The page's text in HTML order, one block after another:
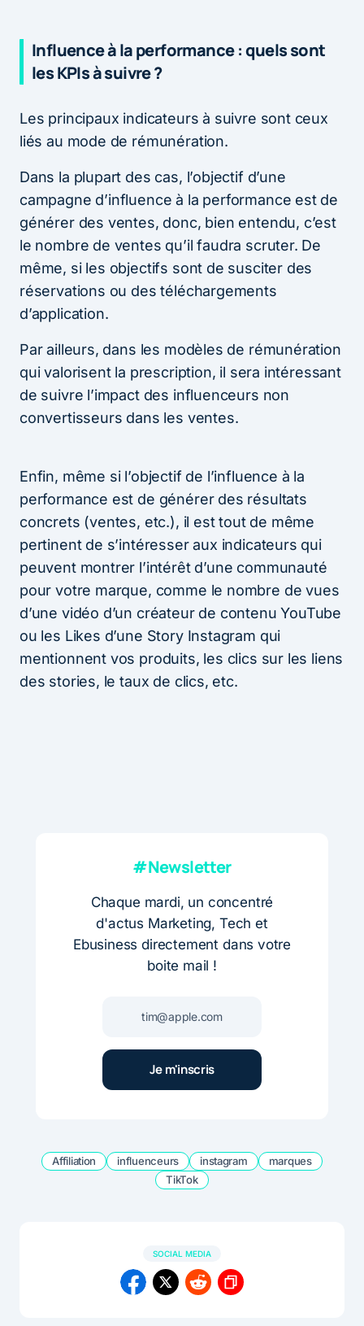
Influence à la performance : quels sont
les KPIs à suivre ?
Les principaux indicateurs à suivre sont ceux
liés au mode de rémunération.
Dans la plupart des cas, l’objectif d’une
campagne d’influence à la performance est de
générer des ventes, donc, bien entendu, c’est
le nombre de ventes qu’il faudra scruter. De
même, si les objectifs sont de susciter des
réservations ou des téléchargements
d’application.
Par ailleurs, dans les modèles de rémunération
qui valorisent la prescription, il sera intéressant
de suivre l’impact des influenceurs non
convertisseurs dans les ventes.
Enfin, même si l’objectif de l’influence à la
performance est de générer des résultats
concrets (ventes, etc.), il est tout de même
pertinent de s’intéresser aux indicateurs qui
peuvent montrer l’intérêt d’une communauté
pour votre marque, comme le nombre de vues
d’une vidéo d’un créateur de contenu YouTube
ou les Likes d’une Story Instagram qui
mentionnent vos produits, les clics sur les liens
des stories, le taux de clics, etc.
#Newsletter
Chaque mardi, un concentré
d'actus Marketing, Tech et
Ebusiness directement dans votre
boite mail !
Affiliation influenceurs instagram
marques
TikTok
SOCIAL MEDIA